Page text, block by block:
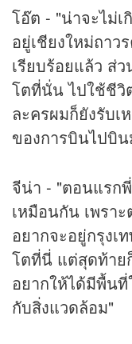
โอ๊ต - "น่าจะไม่เ
อยู่เชียงใหม่ถาว
เรียบร้อยแล้ว ส่
โตที่นั่น ไปใช้ชีวิ
ละครผมก็ยังรับ
ของการบินไปบิน
จีน่า - "ตอนแรก
เหมือนกัน เพรา
อยากจะอยู่กรุงเ
โตที่นี่ แต่สุดท้าย
อยากให้ได้มีพื้นที่
กับสิ่งแวดล้อม"